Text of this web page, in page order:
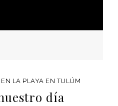
LA PLAYA EN TULÚM
día